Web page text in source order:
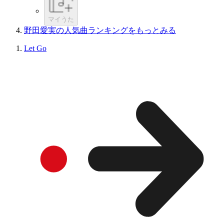
マイうた
野田愛実の人気曲ランキングをもっとみる
Let Go